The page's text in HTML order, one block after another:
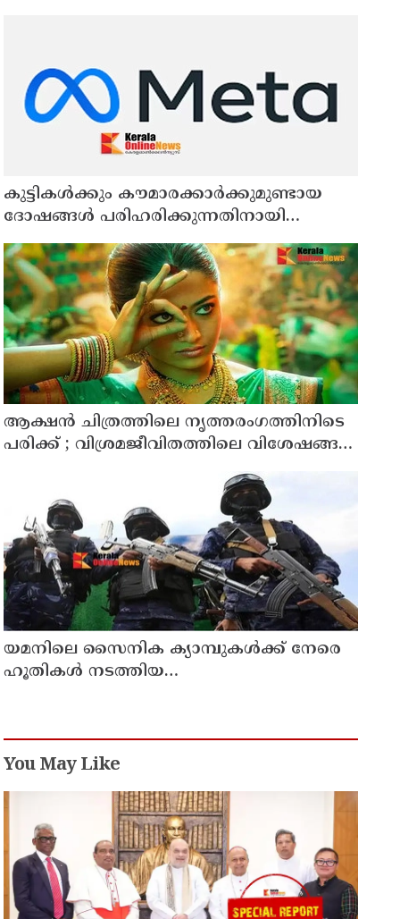
കുട്ടികൾക്കും കൗമാരക്കാർക്കുമുണ്ടായ
ദോഷങ്ങൾ പരിഹരിക്കുന്നതിനായി
മെറ്റയോട് 567 മില്യൺ ഡോളർ
നഷ്ടപരിഹാരം നൽകാൻ കോടതി
ആക്ഷൻ ചിത്രത്തിലെ നൃത്തരംഗത്തിനിടെ
പരിക്ക് ; വിശ്രമജീവിതത്തിലെ വിശേഷങ്ങൾ
യമനിലെ സൈനിക ക്യാമ്പുകൾക്ക് നേരെ
ഹൂതികൾ നടത്തിയ
You May Like